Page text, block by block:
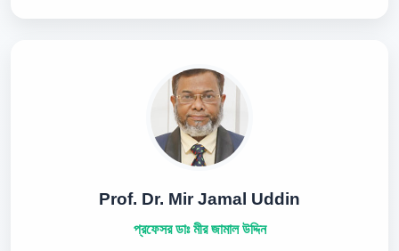
Prof. Dr. Mir Jamal Uddin
প্রফেসর ডাঃ মীর জামাল উদ্দিন